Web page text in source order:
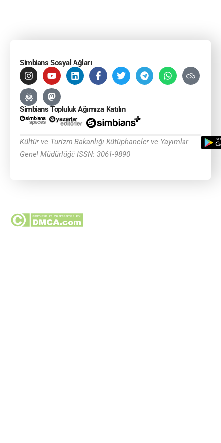
Simbians Sosyal Ağları
Simbians Topluluk Ağımıza Katılın
Kültür ve Turizm Bakanlığı Kütüphaneler ve Yayımlar
Genel Müdürlüğü ISSN: 3061-9890